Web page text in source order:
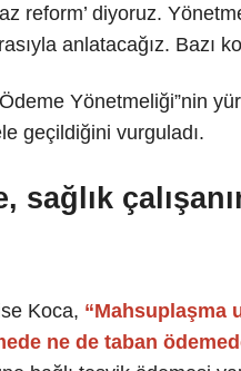
reform’ diyoruz.
anlatacağız. Bazı
Yönetmeliği”nin
geçildiğini vurguladı.
Koca, “Mahsuplaşma
ne de taban